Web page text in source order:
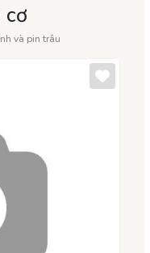
và pin trâu